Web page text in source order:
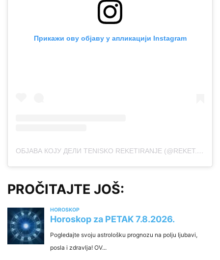
Прикажи ову објаву у апликацији Instagram
ОБЈАВА КОЈУ ДЕЛИ TENISKO REKETIRANJE (@REKET.IRANJE)
PROČITAJTE JOŠ: